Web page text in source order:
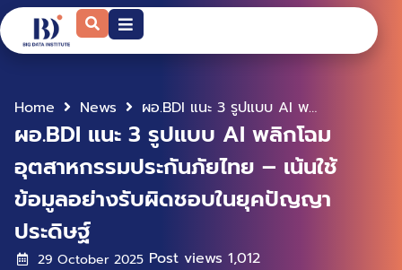
Home News ผอ.BDI แนะ 3 รูปแบบ AI พลิกโฉมอุตสาหกรรมประกันภัยไทย – เน้นใช้ข้อมูลอย่างรับผิดชอบในยุคปัญญาประดิษฐ์
ผอ.BDI แนะ 3 รูปแบบ AI พลิกโฉม
อุตสาหกรรมประกันภัยไทย – เน้นใช้
ข้อมูลอย่างรับผิดชอบในยุคปัญญา
ประดิษฐ์
29 October 2025 Post views 1,012